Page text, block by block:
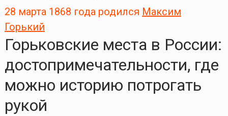
28 марта 1868 года родился Максим
Горький
Горьковские места в России:
достопримечательности, где
можно историю потрогать
рукой